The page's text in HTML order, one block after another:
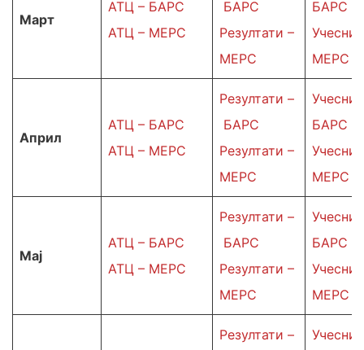
Март
АТЦ – БАРС
АТЦ – МЕРС
БАРС
Резултати –
МЕРС
БАРС
МЕРС
Април
АТЦ – БАРС
АТЦ – МЕРС
Резултати –
БАРС
Резултати –
МЕРС
БАРС
МЕРС
Мај
АТЦ – БАРС
АТЦ – МЕРС
Резултати –
БАРС
Резултати –
МЕРС
БАРС
МЕРС
Резултати –